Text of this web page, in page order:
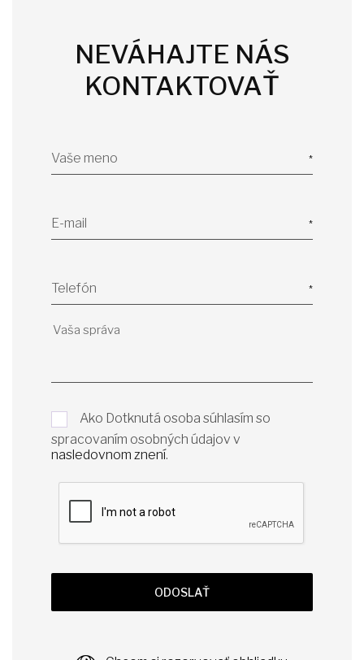
NEVÁHAJTE NÁS
KONTAKTOVAŤ
Vaše meno
E-mail
Telefón
Ako Dotknutá osoba súhlasím so
spracovaním osobných údajov v
nasledovnom znení.
ODOSLAŤ